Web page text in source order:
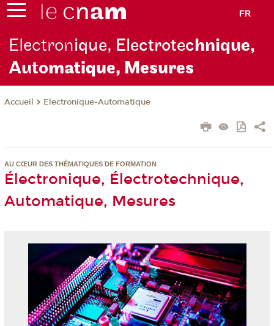
FR
Electronique, Electrotechnique,
Automatique, Mesures
Accueil Electronique-Automatique
AU CŒUR DES THÉMATIQUES DE FORMATION
Électronique, Électrotechnique,
Automatique, Mesures